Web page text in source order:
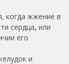
когда жжение в
сердца, или
его
и